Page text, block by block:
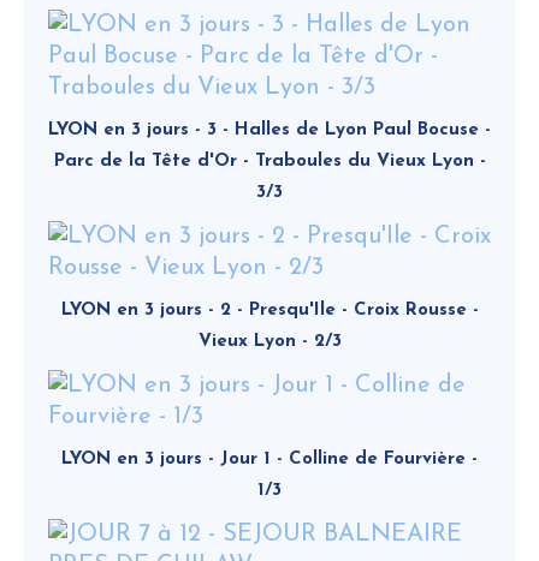
LYON en 3 jours - 3 - Halles de Lyon Paul Bocuse -
Parc de la Tête d'Or - Traboules du Vieux Lyon -
3/3
LYON en 3 jours - 2 - Presqu'Ile - Croix Rousse -
Vieux Lyon - 2/3
LYON en 3 jours - Jour 1 - Colline de Fourvière -
1/3